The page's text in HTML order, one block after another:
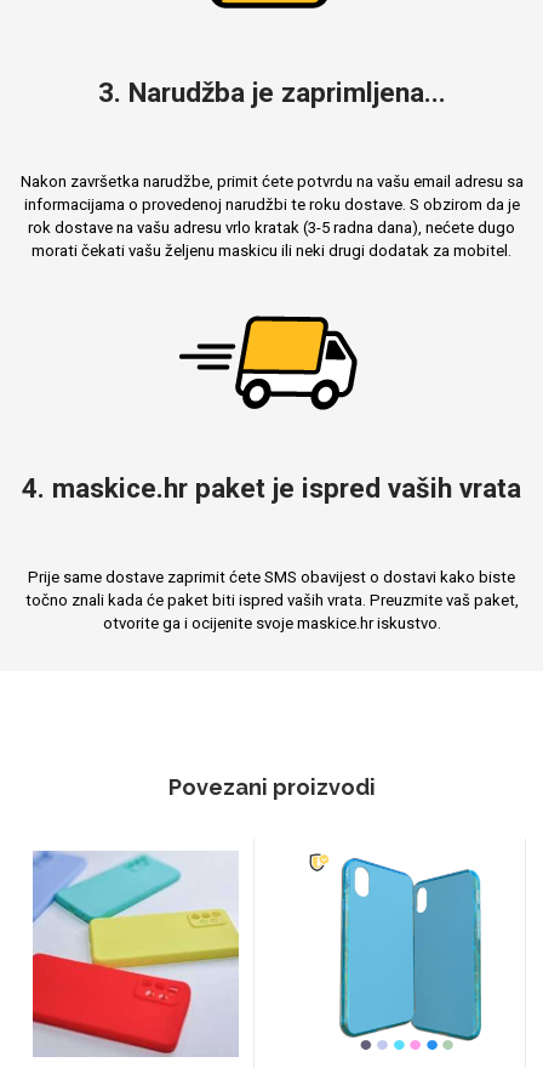
3. Narudžba je zaprimljena...
Nakon završetka narudžbe, primit ćete potvrdu na vašu email adresu sa
informacijama o provedenoj narudžbi te roku dostave. S obzirom da je
rok dostave na vašu adresu vrlo kratak (3-5 radna dana), nećete dugo
morati čekati vašu željenu maskicu ili neki drugi dodatak za mobitel.
4. maskice.hr paket je ispred vaših vrata
Prije same dostave zaprimit ćete SMS obavijest o dostavi kako biste
točno znali kada će paket biti ispred vaših vrata. Preuzmite vaš paket,
otvorite ga i ocijenite svoje maskice.hr iskustvo.
Povezani proizvodi